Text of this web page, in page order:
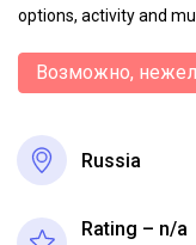
options, activity and
Возможно,
Russia
Rating – n/a